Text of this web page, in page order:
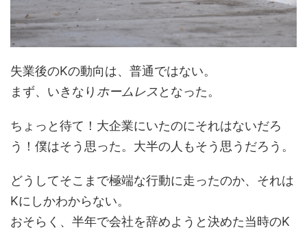
失業後のKの動向は、普通ではない。
まず、いきなり ホームレス となった。
ちょっと待て！大企業にいたのにそれはないだろ
う！僕はそう思った。大半の人もそう思うだろう。
どうしてそこまで極端な行動に走ったのか、それは
Kにしかわからない。
おそらく、半年で会社を辞めようと決めた当時のK